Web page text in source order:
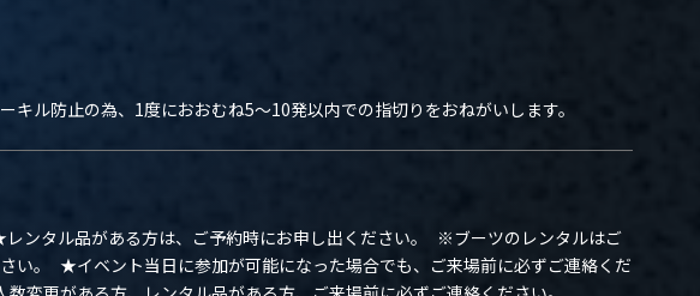
ル防止の為、1度におおむね5～10発以内での指切りをおねがいします。
ンタル品がある方は、ご予約時にお申し出ください。 ※ブーツのレンタルはご
い。 ★イベント当日に参加が可能になった場合でも、ご来場前に必ずご連絡くだ